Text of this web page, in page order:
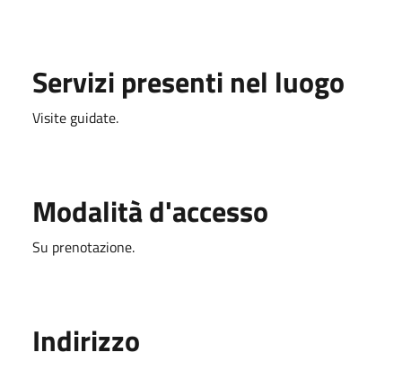
Servizi presenti nel luogo
Visite guidate.
Modalità d'accesso
Su prenotazione.
Indirizzo